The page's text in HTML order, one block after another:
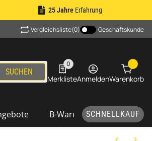
25 JahreErfahrung
Vergleichsliste(0) Geschäftskunde
SUCHEN
0
0 Produkte in der Liste
MerklisteAnmeldenWarenkorb
B-Ware SCHNELLKAUF